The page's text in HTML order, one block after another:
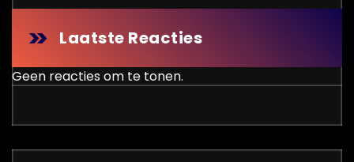
Laatste Reacties
Geen reacties om te tonen.